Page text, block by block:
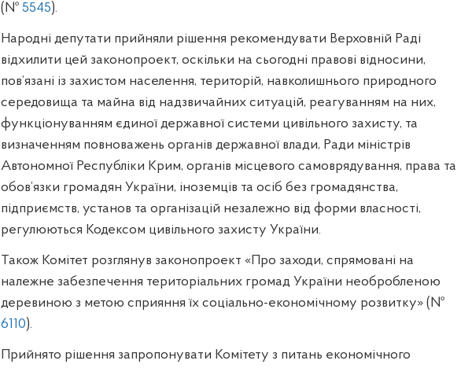
(№ 5545).
Народні депутати прийняли рішення рекомендувати Верховній Раді
відхилити цей законопроект, оскільки на сьогодні правові відносини,
пов’язані із захистом населення, територій, навколишнього природного
середовища та майна від надзвичайних ситуацій, реагуванням на них,
функціонуванням єдиної державної системи цивільного захисту, та
визначенням повноважень органів державної влади, Ради міністрів
Автономної Республіки Крим, органів місцевого самоврядування, права та
обов’язки громадян України, іноземців та осіб без громадянства,
підприємств, установ та організацій незалежно від форми власності,
регулюються Кодексом цивільного захисту України.
Також Комітет розглянув законопроект «Про заходи, спрямовані на
належне забезпечення територіальних громад України необробленою
деревиною з метою сприяння їх соціально-економічному розвитку» (№
6110).
Прийнято рішення запропонувати Комітету з питань економічного